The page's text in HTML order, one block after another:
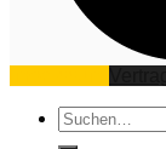
Suchen
nach: